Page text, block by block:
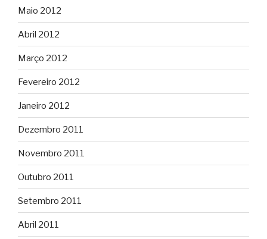
Maio 2012
Abril 2012
Março 2012
Fevereiro 2012
Janeiro 2012
Dezembro 2011
Novembro 2011
Outubro 2011
Setembro 2011
Abril 2011